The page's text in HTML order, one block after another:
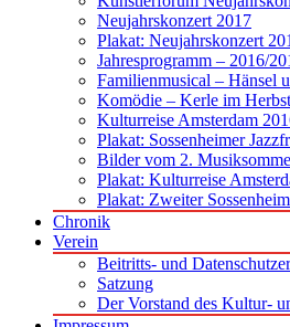
Neujahrskonzert 2017
Plakat: Neujahrskonzert
Jahresprogramm – 2016/
Familienmusical – Hänsel
Komödie – Kerle im
Kulturreise Amsterdam
Plakat: Sossenheimer
Bilder vom 2.
Plakat: Kulturreise
Plakat: Zweiter
Chronik
Verein
Beitritts- und
Satzung
Der Vorstand des Kultur-